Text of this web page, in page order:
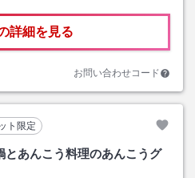
詳細を見る
お問い合わせコード
ト限定
あんこう料理のあんこうグ